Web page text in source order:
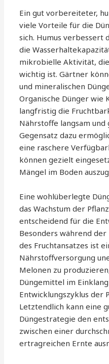
Ein gut vorbereiteter,
viele Vorteile für die
sich. Humus verbessert
die
mikrobielle Aktivität,
wichtig ist. Gärtner
und mineralischen
Organische Dünger
langfristig die
Nährstoffe langsam und
Gegensatz dazu
eine raschere
können gezielt
Mängel im Boden
Eine wohlüberlegte
das Wachstum der
entscheidend für die
Besonders während
des Fruchtansatzes ist
Nährstoffversorgung
Melonen zu
Düngemittel im
Entwicklungszyklus der
Letztendlich kann eine
Düngestrategie den
zwischen einer
ertragreichen Ernte